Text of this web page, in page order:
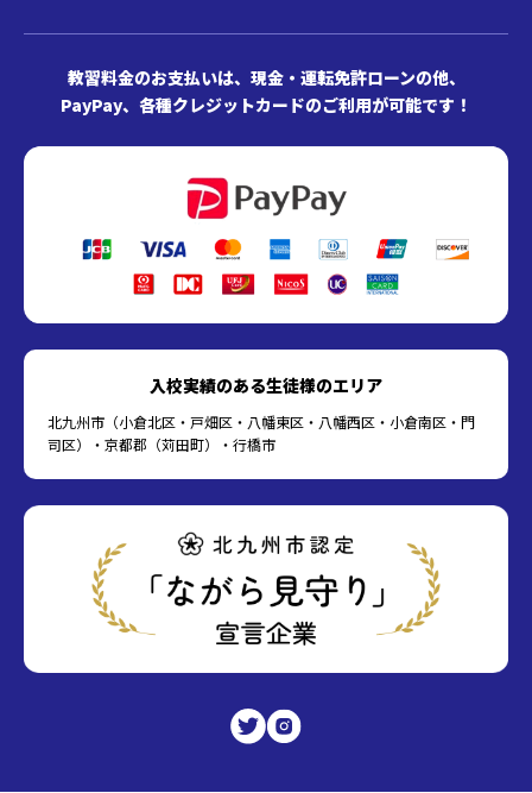
教習料金のお支払いは、現金・運転免許ローンの他、
PayPay、各種クレジットカードのご利用が可能です！
入校実績のある生徒様のエリア
北九州市（小倉北区・戸畑区・八幡東区・八幡西区・小倉南区・門
司区）・京都郡（苅田町）・行橋市